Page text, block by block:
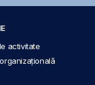
activitate